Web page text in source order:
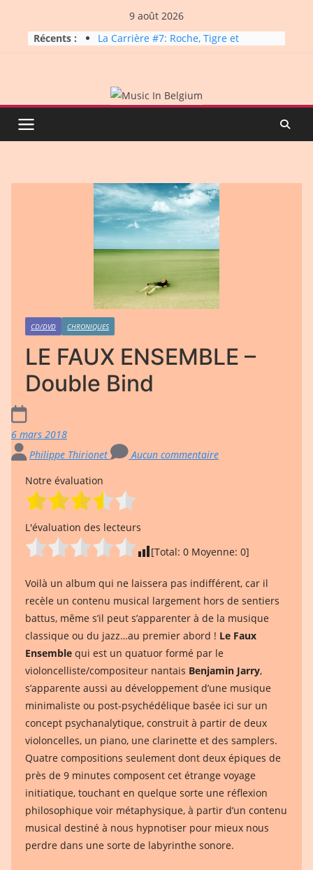
content
9 août 2026
Récents :
La Carrière #7: Roche, Tigre et
Micro Festival #16, maxi line-
up
CD/DVD CHRONIQUES
LE FAUX ENSEMBLE –
Double Bind
6 mars 2018
Philippe Thirionet
Aucun commentaire
Notre évaluation
L'évaluation des lecteurs
[Total: 0 Moyenne: 0]
Voilà un album qui ne laissera pas indifférent, car il
recèle un contenu musical largement hors de sentiers
battus, même s’il peut s’apparenter à de la musique
classique ou du jazz…au premier abord ! Le Faux
Ensemble qui est un quatuor formé par le
violoncelliste/compositeur nantais Benjamin Jarry,
s’apparente aussi au développement d’une musique
minimaliste ou post-psychédélique basée ici sur un
concept psychanalytique, construit à partir de deux
violoncelles, un piano, une clarinette et des samplers.
Quatre compositions seulement dont deux épiques de
près de 9 minutes composent cet étrange voyage
initiatique, touchant en quelque sorte une réflexion
philosophique voir métaphysique, à partir d’un contenu
musical destiné à nous hypnotiser pour mieux nous
perdre dans une sorte de labyrinthe sonore.